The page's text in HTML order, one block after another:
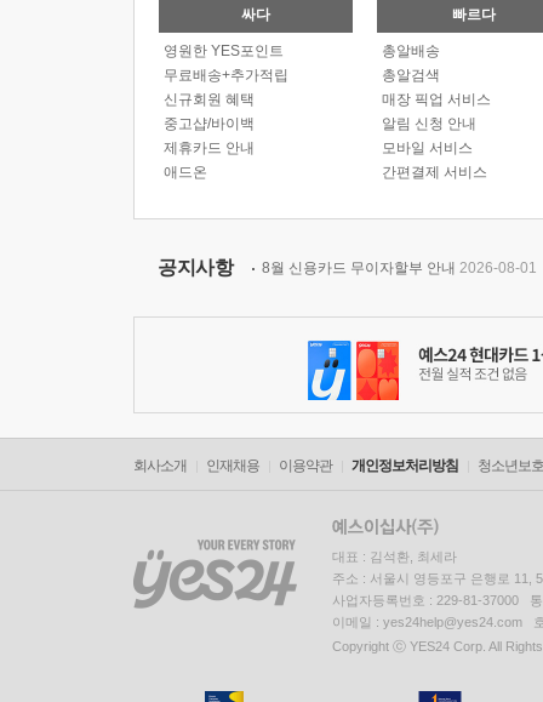
싸다
영원한 YES포인트
무료배송+추가적립
신규회원 혜택
중고샵/바이백
제휴카드 안내
애드온
빠르다
총알배송
총알검색
매장 픽업 서비스
알림 신청 안내
모바일 서비스
간편결제 서비스
공지사항 8월 신용카드 무이자할부 안내 2026-08-01
회사소개 인재채용 이용약관 개인정보처리방침 청소년보
대표 : 김석환, 최세라
주소 : 서울시 영등포구 은행로 11,
사업자등록번호 : 229-81-37000
이메일 : yes24help@yes24.com
Copyright ⓒ YES24 Corp. All